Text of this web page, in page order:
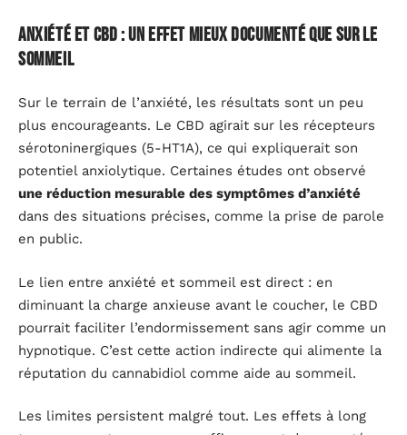
Anxiété et CBD : un effet mieux documenté que sur le
sommeil
Sur le terrain de l’anxiété, les résultats sont un peu
plus encourageants. Le CBD agirait sur les récepteurs
sérotoninergiques (5-HT1A), ce qui expliquerait son
potentiel anxiolytique. Certaines études ont observé
une réduction mesurable des symptômes d’anxiété
dans des situations précises, comme la prise de parole
en public.
Le lien entre anxiété et sommeil est direct : en
diminuant la charge anxieuse avant le coucher, le CBD
pourrait faciliter l’endormissement sans agir comme un
hypnotique. C’est cette action indirecte qui alimente la
réputation du cannabidiol comme aide au sommeil.
Les limites persistent malgré tout. Les effets à long